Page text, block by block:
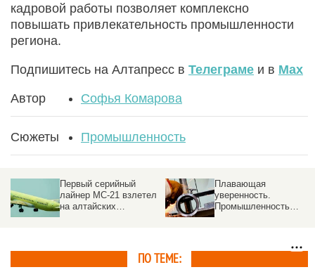
кадровой работы позволяет комплексно
повышать привлекательность промышленности
региона.
Подпишитесь на Алтапресс в Телеграме и в Max
Автор Софья Комарова
Сюжеты Промышленность
Первый серийный
лайнер МС-21 взлетел
на алтайских
Плавающая
уверенность.
Промышленность
ПО ТЕМЕ: